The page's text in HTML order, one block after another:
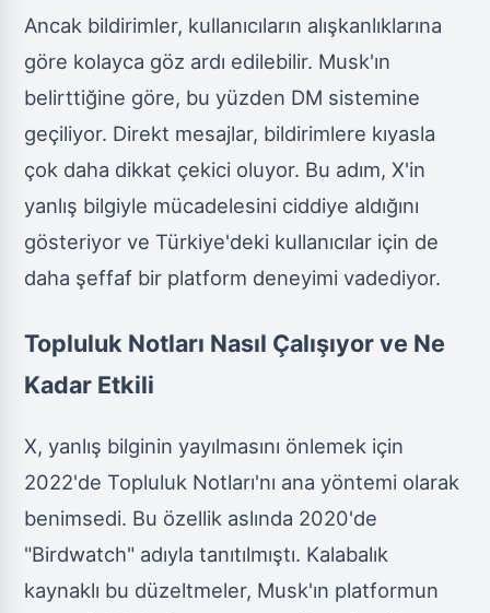
Ancak bildirimler, kullanıcıların alışkanlıklarına
göre kolayca göz ardı edilebilir. Musk'ın
belirttiğine göre, bu yüzden DM sistemine
geçiliyor. Direkt mesajlar, bildirimlere kıyasla
çok daha dikkat çekici oluyor. Bu adım, X'in
yanlış bilgiyle mücadelesini ciddiye aldığını
gösteriyor ve Türkiye'deki kullanıcılar için de
daha şeffaf bir platform deneyimi vadediyor.
Topluluk Notları Nasıl Çalışıyor ve Ne
Kadar Etkili
X, yanlış bilginin yayılmasını önlemek için
2022'de Topluluk Notları'nı ana yöntemi olarak
benimsedi. Bu özellik aslında 2020'de
"Birdwatch" adıyla tanıtılmıştı. Kalabalık
kaynaklı bu düzeltmeler, Musk'ın platformun